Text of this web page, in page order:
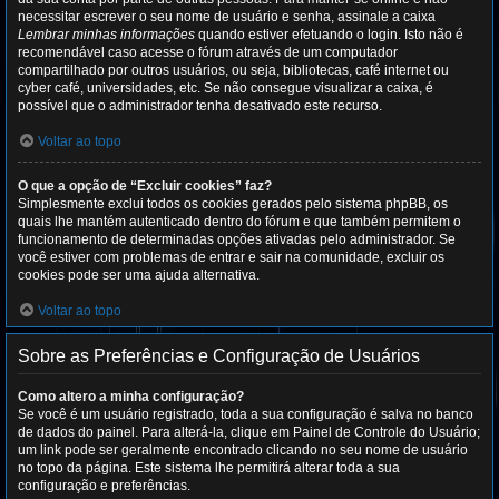
necessitar escrever o seu nome de usuário e senha, assinale a caixa
Lembrar minhas informações quando estiver efetuando o login. Isto não é
recomendável caso acesse o fórum através de um computador
compartilhado por outros usuários, ou seja, bibliotecas, café internet ou
cyber café, universidades, etc. Se não consegue visualizar a caixa, é
possível que o administrador tenha desativado este recurso.
Voltar ao topo
O que a opção de “Excluir cookies” faz?
Simplesmente exclui todos os cookies gerados pelo sistema phpBB, os
quais lhe mantém autenticado dentro do fórum e que também permitem o
funcionamento de determinadas opções ativadas pelo administrador. Se
você estiver com problemas de entrar e sair na comunidade, excluir os
cookies pode ser uma ajuda alternativa.
Voltar ao topo
Sobre as Preferências e Configuração de Usuários
Como altero a minha configuração?
Se você é um usuário registrado, toda a sua configuração é salva no banco
de dados do painel. Para alterá-la, clique em Painel de Controle do Usuário;
um link pode ser geralmente encontrado clicando no seu nome de usuário
no topo da página. Este sistema lhe permitirá alterar toda a sua
configuração e preferências.